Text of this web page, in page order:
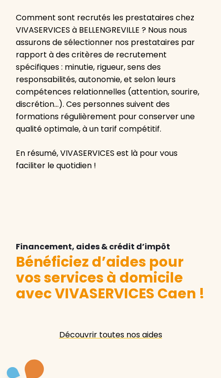
Comment sont recrutés les prestataires chez
VIVASERVICES à BELLENGREVILLE ? Nous nous
assurons de sélectionner nos prestataires par
rapport à des critères de recrutement
spécifiques : minutie, rigueur, sens des
responsabilités, autonomie, et selon leurs
compétences relationnelles (attention, sourire,
discrétion…). Ces personnes suivent des
formations régulièrement pour conserver une
qualité optimale, à un tarif compétitif.
En résumé, VIVASERVICES est là pour vous
faciliter le quotidien !
Financement, aides & crédit d’impôt
Bénéficiez d’aides pour
vos services à domicile
avec VIVASERVICES Caen !
Découvrir toutes nos aides